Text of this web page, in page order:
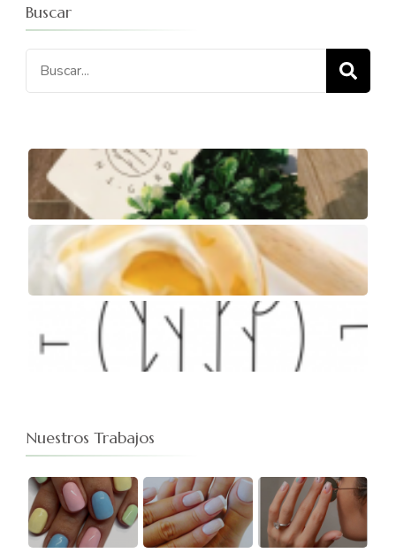
Buscar
Buscar:
Nuestros Trabajos